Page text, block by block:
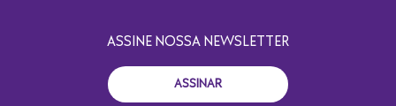
ASSINE NOSSA NEWSLETTER
ASSINAR